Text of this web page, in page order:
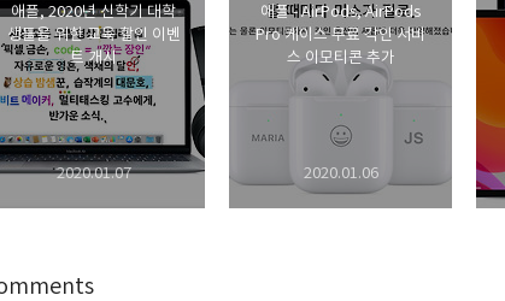
2020.01.07
애플, 2020년 신학기 대학
생들을 위한 교육 할인 이벤
트 개시
2020.01.06
애플 - AirPods, AirPods
Pro 케이스 무료 각인 서비
스 이모티콘 추가